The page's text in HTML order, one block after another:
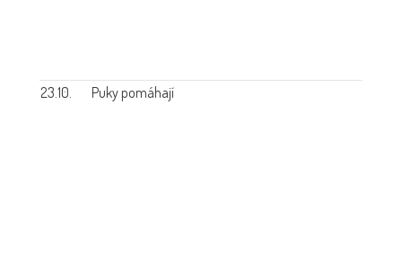
23.10. Puky pomáhají